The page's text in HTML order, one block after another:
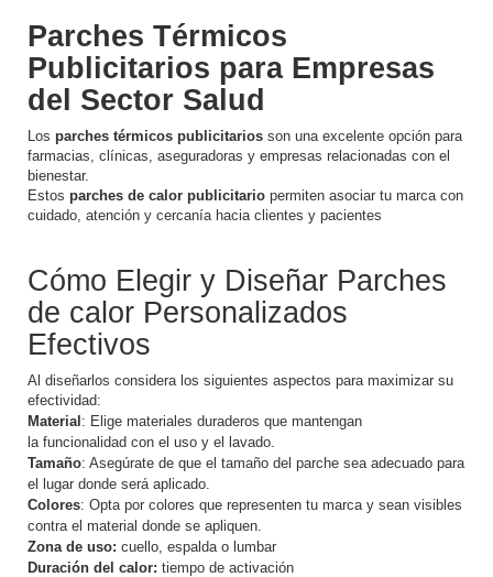
Parches Térmicos
Publicitarios para Empresas
del Sector Salud
Los parches térmicos publicitarios son una excelente opción para
farmacias, clínicas, aseguradoras y empresas relacionadas con el
bienestar.
Estos parches de calor publicitario permiten asociar tu marca con
cuidado, atención y cercanía hacia clientes y pacientes
Cómo Elegir y Diseñar Parches
de calor Personalizados
Efectivos
Al diseñarlos considera los siguientes aspectos para maximizar su
efectividad:
Material: Elige materiales duraderos que mantengan
la funcionalidad con el uso y el lavado.
Tamaño: Asegúrate de que el tamaño del parche sea adecuado para
el lugar donde será aplicado.
Colores: Opta por colores que representen tu marca y sean visibles
contra el material donde se apliquen.
Zona de uso: cuello, espalda o lumbar
Duración del calor: tiempo de activación